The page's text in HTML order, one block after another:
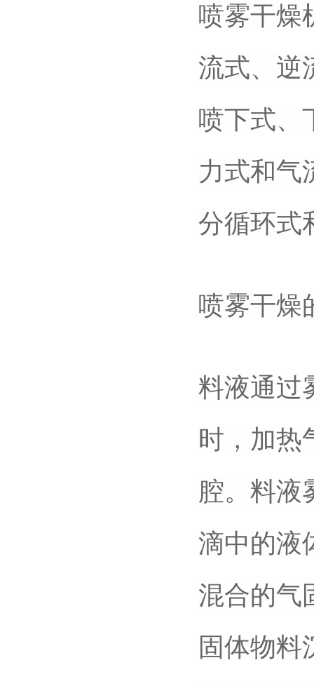
喷雾干燥
流式、逆
喷下式、
力式和气
分循环式
喷雾干燥
料液通过
时，加热
腔。料液
滴中的液
混合的气
固体物料